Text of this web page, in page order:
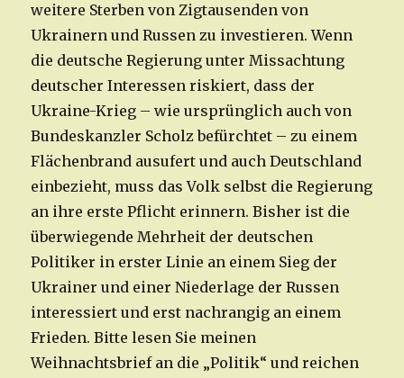
weitere Sterben von Zigtausenden von
Ukrainern und Russen zu investieren. Wenn
die deutsche Regierung unter Missachtung
deutscher Interessen riskiert, dass der
Ukraine-Krieg – wie ursprünglich auch von
Bundeskanzler Scholz befürchtet – zu einem
Flächenbrand ausufert und auch Deutschland
einbezieht, muss das Volk selbst die Regierung
an ihre erste Pflicht erinnern. Bisher ist die
überwiegende Mehrheit der deutschen
Politiker in erster Linie an einem Sieg der
Ukrainer und einer Niederlage der Russen
interessiert und erst nachrangig an einem
Frieden. Bitte lesen Sie meinen
Weihnachtsbrief an die „Politik“ und reichen